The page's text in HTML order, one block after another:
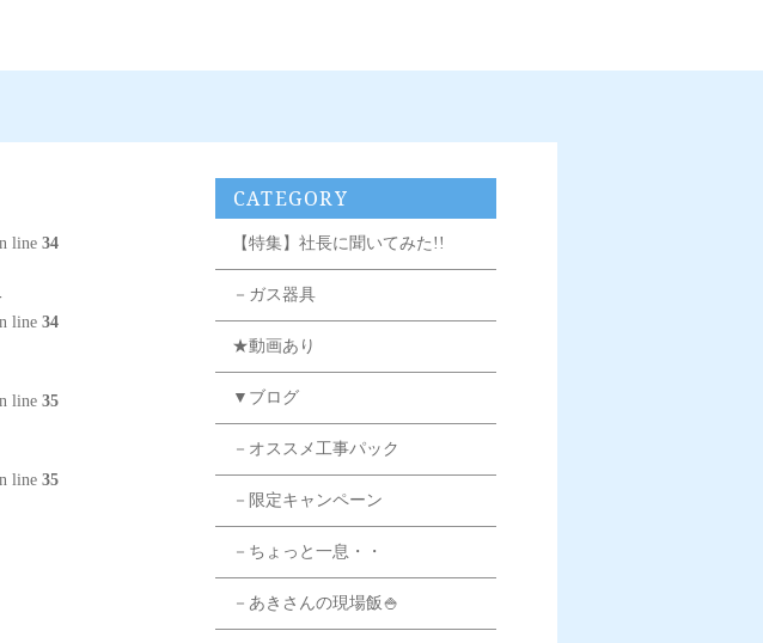
line34
line34
line35
line35
CATEGORY
【特集】社長に聞いてみた!!
－ガス器具
★動画あり
▼ブログ
－オススメ工事パック
－限定キャンペーン
－ちょっと一息・・
－あきさんの現場飯🍚